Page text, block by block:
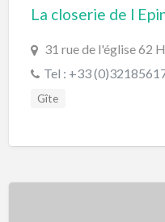
La closerie de l
31 rue de l'église 62
Tel : +33
Gîte